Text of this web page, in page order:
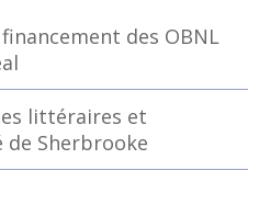
des OBNL
littéraires et
Sherbrooke